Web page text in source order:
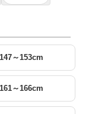
147～153cm
161～166cm